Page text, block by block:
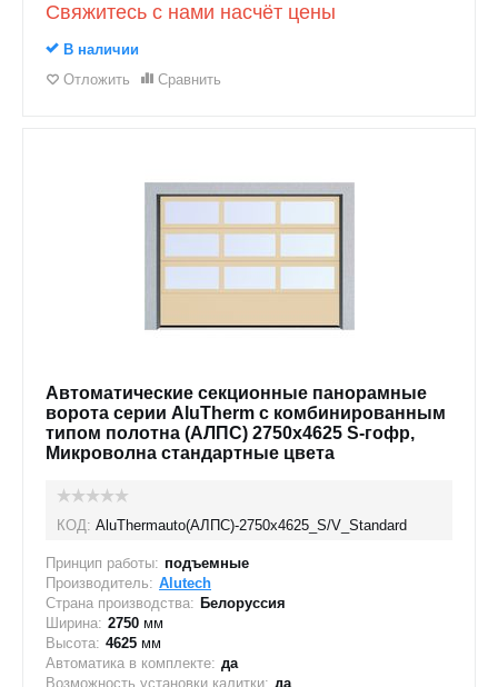
Свяжитесь с нами насчёт цены
В наличии
Отложить
Сравнить
Автоматические секционные панорамные
ворота серии AluTherm с комбинированным
типом полотна (АЛПС) 2750х4625 S-гофр,
Микроволна стандартные цвета
КОД: AluThermauto(АЛПС)-2750х4625_S/V_Standard
Принцип работы: подъемные
Производитель: Alutech
Страна производства: Белоруссия
Ширина: 2750 мм
Высота: 4625 мм
Автоматика в комплекте: да
Возможность установки калитки: да